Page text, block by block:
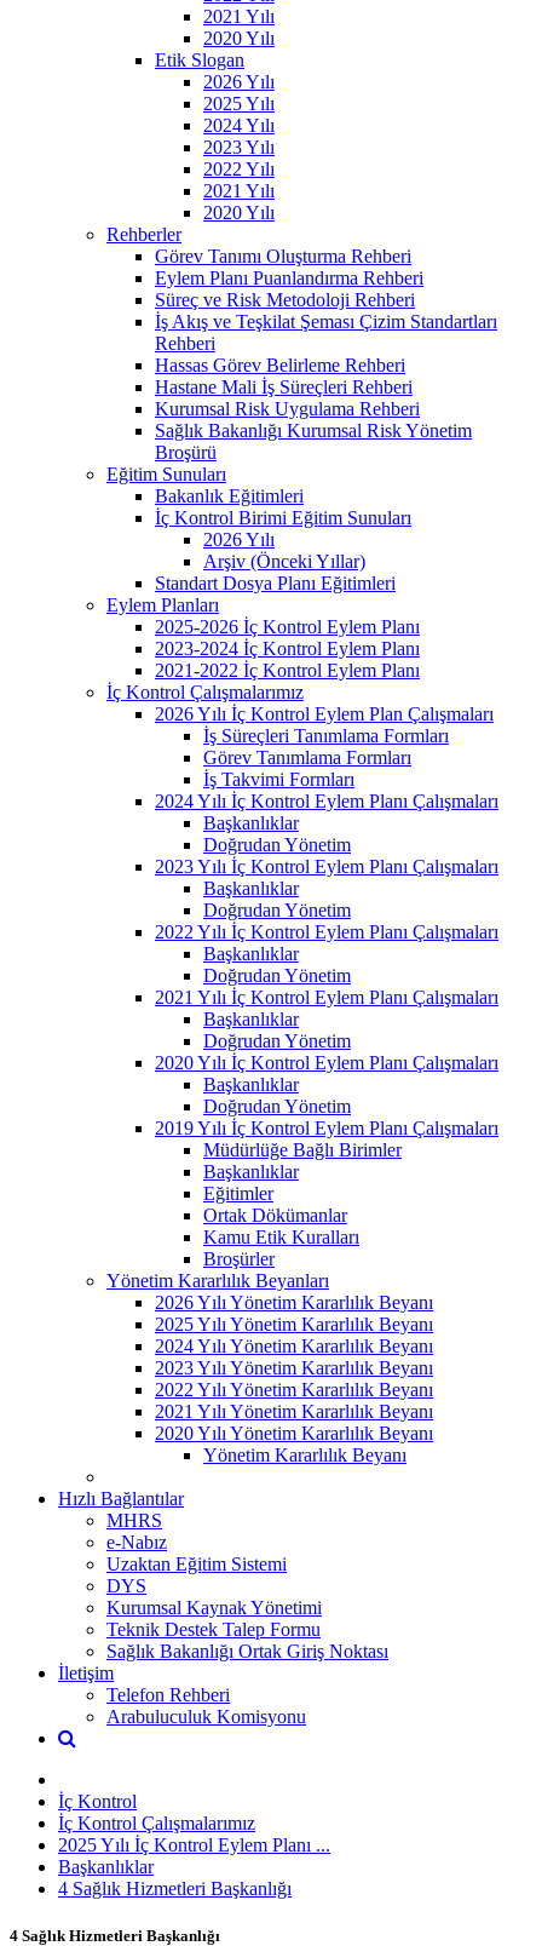
2021 Yılı
2020 Yılı
Etik Slogan
2026 Yılı
2025 Yılı
2024 Yılı
2023 Yılı
2022 Yılı
2021 Yılı
2020 Yılı
Rehberler
Görev Tanımı Oluşturma Rehberi
Eylem Planı Puanlandırma Rehberi
Süreç ve Risk Metodoloji Rehberi
İş Akış ve Teşkilat Şeması Çizim Standartları
Rehberi
Hassas Görev Belirleme Rehberi
Hastane Mali İş Süreçleri Rehberi
Kurumsal Risk Uygulama Rehberi
Sağlık Bakanlığı Kurumsal Risk Yönetim
Broşürü
Eğitim Sunuları
Bakanlık Eğitimleri
İç Kontrol Birimi Eğitim Sunuları
2026 Yılı
Arşiv (Önceki Yıllar)
Standart Dosya Planı Eğitimleri
Eylem Planları
2025-2026 İç Kontrol Eylem Planı
2023-2024 İç Kontrol Eylem Planı
2021-2022 İç Kontrol Eylem Planı
İç Kontrol Çalışmalarımız
2026 Yılı İç Kontrol Eylem Plan Çalışmaları
İş Süreçleri Tanımlama Formları
Görev Tanımlama Formları
İş Takvimi Formları
2024 Yılı İç Kontrol Eylem Planı Çalışmaları
Başkanlıklar
Doğrudan Yönetim
2023 Yılı İç Kontrol Eylem Planı Çalışmaları
Başkanlıklar
Doğrudan Yönetim
2022 Yılı İç Kontrol Eylem Planı Çalışmaları
Başkanlıklar
Doğrudan Yönetim
2021 Yılı İç Kontrol Eylem Planı Çalışmaları
Başkanlıklar
Doğrudan Yönetim
2020 Yılı İç Kontrol Eylem Planı Çalışmaları
Başkanlıklar
Doğrudan Yönetim
2019 Yılı İç Kontrol Eylem Planı Çalışmaları
Müdürlüğe Bağlı Birimler
Başkanlıklar
Eğitimler
Ortak Dökümanlar
Kamu Etik Kuralları
Broşürler
Yönetim Kararlılık Beyanları
2026 Yılı Yönetim Kararlılık Beyanı
2025 Yılı Yönetim Kararlılık Beyanı
2024 Yılı Yönetim Kararlılık Beyanı
2023 Yılı Yönetim Kararlılık Beyanı
2022 Yılı Yönetim Kararlılık Beyanı
2021 Yılı Yönetim Kararlılık Beyanı
2020 Yılı Yönetim Kararlılık Beyanı
Yönetim Kararlılık Beyanı
Hızlı Bağlantılar
MHRS
e-Nabız
Uzaktan Eğitim Sistemi
DYS
Kurumsal Kaynak Yönetimi
Teknik Destek Talep Formu
Sağlık Bakanlığı Ortak Giriş Noktası
İletişim
Telefon Rehberi
Arabuluculuk Komisyonu
İç Kontrol
İç Kontrol Çalışmalarımız
2025 Yılı İç Kontrol Eylem Planı ...
Başkanlıklar
4 Sağlık Hizmetleri Başkanlığı
4 Sağlık Hizmetleri Başkanlığı